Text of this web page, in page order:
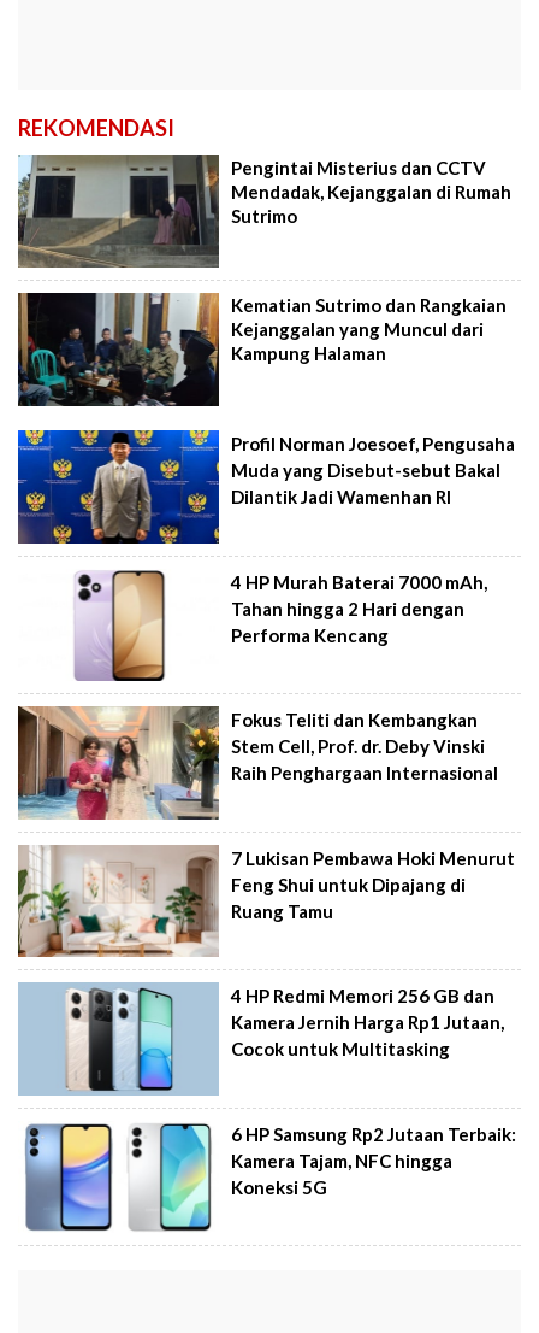
REKOMENDASI
Pengintai Misterius dan CCTV
Mendadak, Kejanggalan di Rumah
Sutrimo
Kematian Sutrimo dan Rangkaian
Kejanggalan yang Muncul dari
Kampung Halaman
Profil Norman Joesoef, Pengusaha
Muda yang Disebut-sebut Bakal
Dilantik Jadi Wamenhan RI
4 HP Murah Baterai 7000 mAh,
Tahan hingga 2 Hari dengan
Performa Kencang
Fokus Teliti dan Kembangkan
Stem Cell, Prof. dr. Deby Vinski
Raih Penghargaan Internasional
7 Lukisan Pembawa Hoki Menurut
Feng Shui untuk Dipajang di
Ruang Tamu
4 HP Redmi Memori 256 GB dan
Kamera Jernih Harga Rp1 Jutaan,
Cocok untuk Multitasking
6 HP Samsung Rp2 Jutaan Terbaik:
Kamera Tajam, NFC hingga
Koneksi 5G